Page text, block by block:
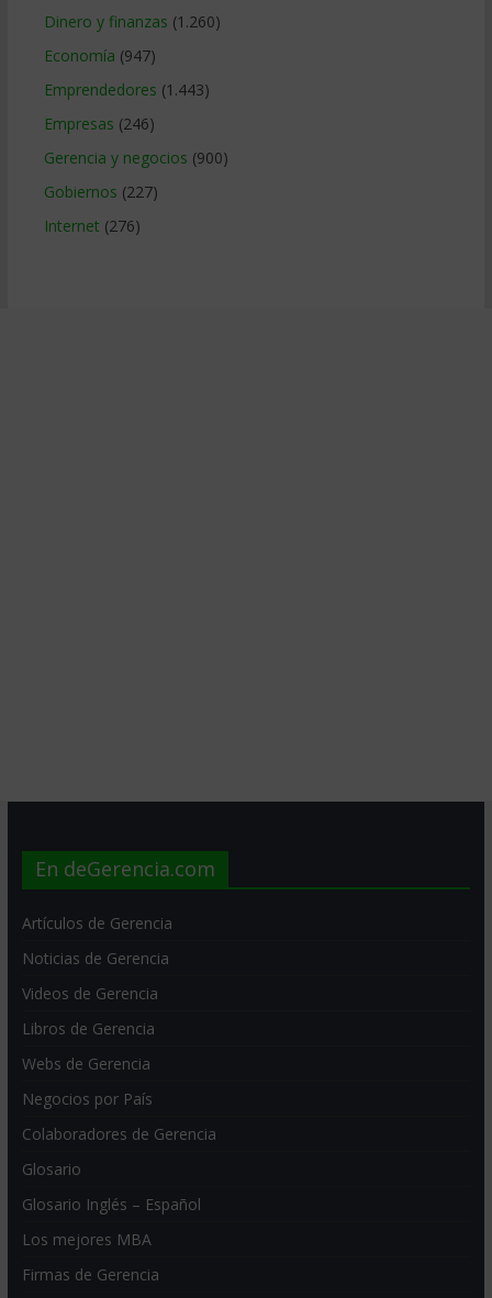
Dinero y finanzas (1.260)
Economía (947)
Emprendedores (1.443)
Empresas (246)
Gerencia y negocios (900)
Gobiernos (227)
Internet (276)
En deGerencia.com
Artículos de Gerencia
Noticias de Gerencia
Videos de Gerencia
Libros de Gerencia
Webs de Gerencia
Negocios por País
Colaboradores de Gerencia
Glosario
Glosario Inglés – Español
Los mejores MBA
Firmas de Gerencia